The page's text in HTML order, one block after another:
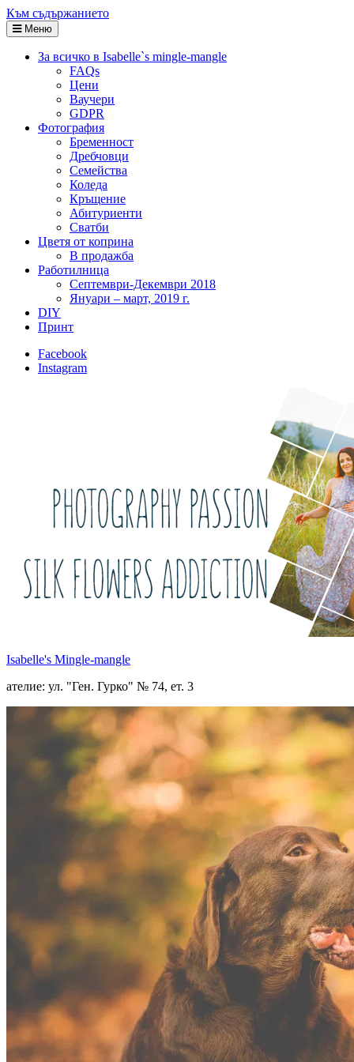
Към съдържанието
Меню
За всичко в Isabelle`s mingle-mangle
FAQs
Цени
Ваучери
GDPR
Фотография
Бременност
Дребчовци
Семейства
Коледа
Кръщение
Абитуриенти
Сватби
Цветя от коприна
В продажба
Работилница
Септември-Декември 2018
Януари – март, 2019 г.
DIY
Принт
Facebook
Instagram
Isabelle's Mingle-mangle
ателие: ул. "Ген. Гурко" № 74, ет. 3